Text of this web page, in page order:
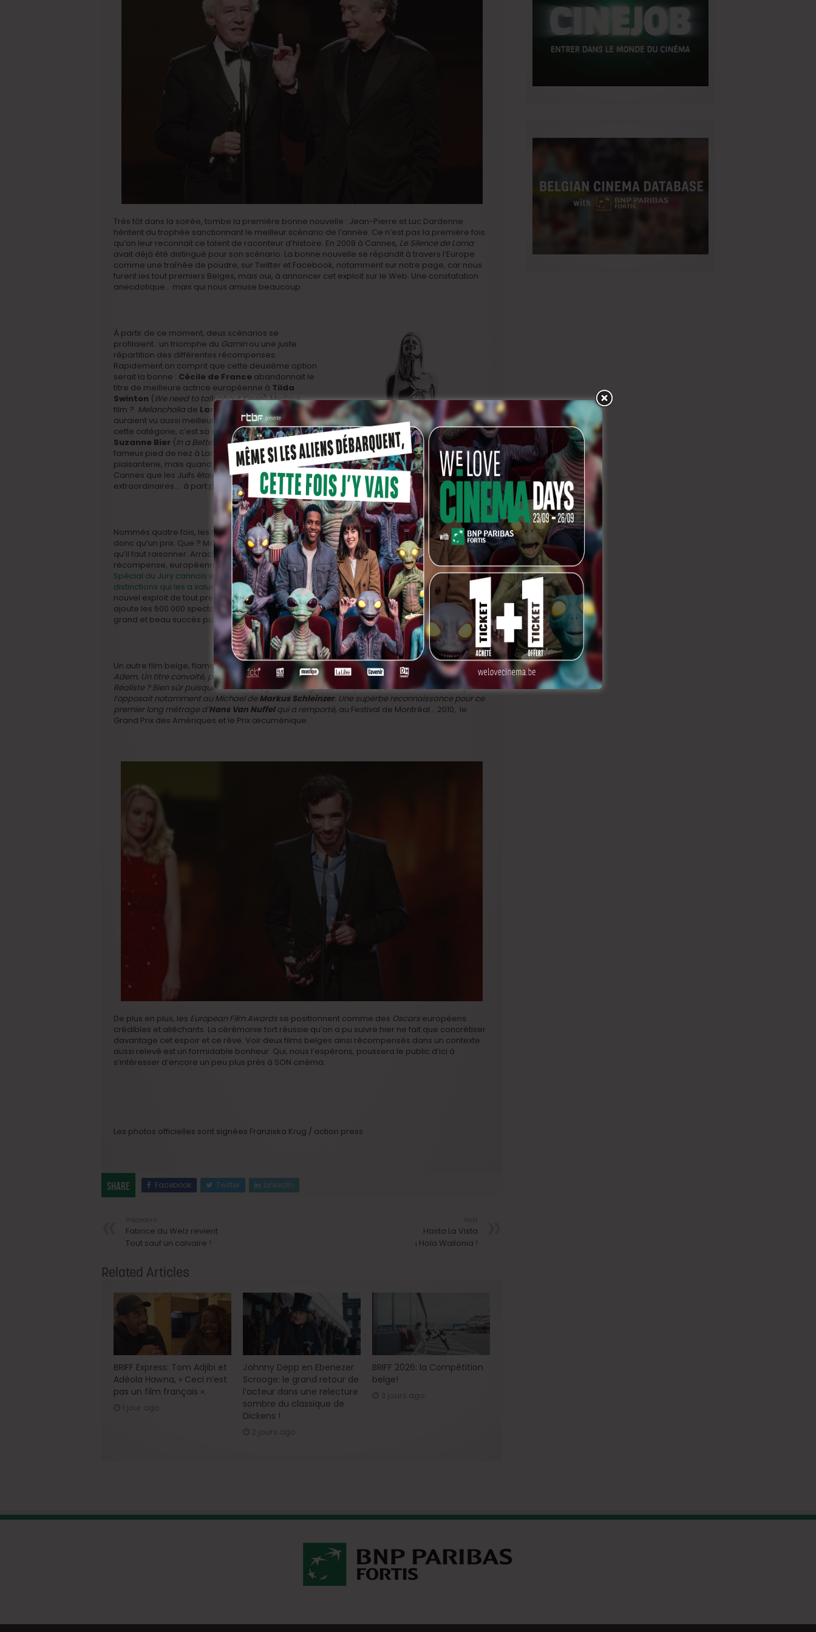
Très tôt dans la soirée, tombe la première bonne nouvelle : Jean-Pierre et Luc Dardenne
héritent du trophée sanctionnant le meilleur scénario de l’année. Ce n’est pas la première fois
qu’on leur reconnait ce talent de raconteur d’histoire. En 2008 à Cannes, Le Silence de Lorna
avait déjà été distingué pour son scénario. La bonne nouvelle se répandit à travers l’Europe
comme une traînée de poudre, sur Twitter et Facebook, notamment sur notre page, car nous
furent les tout premiers Belges, mais oui, à annoncer cet exploit sur le Web. Une constatation
anecdotique… mais qui nous amuse beaucoup.
À partir de ce moment, deux scénarios se
profilaient : un triomphe du Gamin ou une juste
répartition des différentes récompenses.
Rapidement on comprit que cette deuxième option
serait la bonne : Cécile de France abandonnait le
titre de meilleure actrice européenne à Tilda
Swinton (We need to talk about Kevin). Meilleur
film ? Melancholia de Lars Von Trierque beaucoup
auraient vu aussi meilleur réalisateur. Mais dans
cette catégorie, c’est sa compatriote danoise,
Suzanne Bier (In a Better World) qui triompha. Un
fameux pied de nez à Lars qui avait (sur le ton de la
plaisanterie, mais quand même…) déclaré à
Cannes que les Juifs étaient des gens
extraordinaires… à part peut-être Suzanne Bier.
Nommés quatre fois, les frères ne remportaient
donc qu’un prix. Que ? Mais non, ce n’est pas ainsi
qu’il faut raisonner. Arracher une nouvelle
récompense, européenne, après leGrand Prix
Spécial du Jury cannois et
l’avalanche de
distinctions qui les a salués en Italiecet été, est un
nouvel exploit de tout premier plan. Surtout si on y
ajoute les 600.000 spectateurs qu’a, jusqu’ici, drainés Le Gamin à travers l’Europe. Un vrai,
grand et beau succès public !
Un autre film belge, flamand celui-là, pouvait revendiquer le titre d’European Discovery 2011 :
Adem. Un titre convoité, puisque remis par la critique européenne. Envisageable ? Mais oui.
Réaliste ? Bien sûr puisque ce bol d’Oxygènesortit grand vainqueur d’un duel au sommet qui
l’opposait notamment auMichaeldeMarkus Schleinzer. Une superbe reconnaissance pour ce
premier long métrage d’Hans Van Nuffelqui a remporté, au Festival de Montréal… 2010, le
Grand Prix des Amériques et le Prix œcuménique.
De plus en plus, les European Film Awards se positionnent comme des Oscars européens
crédibles et alléchants. La cérémonie fort réussie qu’on a pu suivre hier ne fait que concrétiser
davantage cet espoir et ce rêve. Voir deux films belges ainsi récompensés dans un contexte
aussi relevé est un formidable bonheur. Qui, nous l’espérons, poussera le public d’ici à
s’intéresser d’encore un peu plus près à SON cinéma.
Les photos officielles sont signées Franziska Krug / action press
Share Facebook Twitter LinkedIn
Fabrice du Welz revient
Tout sauf un calvaire !
Hasta La Vista
¡ Hola Wallonia !
Related Articles
BRIFF Express: Tom Adjibi et
Adéola Hawna, « Ceci n’est
pas un film français ».
1 jour ago
Johnny Depp en Ebenezer
Scrooge: le grand retour de
l’acteur dans une relecture
sombre du classique de
Dickens !
2 jours ago
BRIFF 2026: la Compétition
belge!
3 jours ago